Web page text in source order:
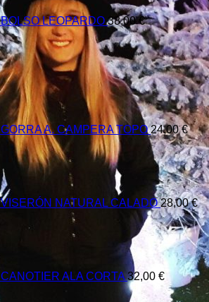
BOLSO LEOPARDO 38,00€
GORRA A. CAMPERA TOPO 24,00€
VISERÓN NATURAL CALADO 28,00€
CANOTIER ALA CORTA 32,00 €